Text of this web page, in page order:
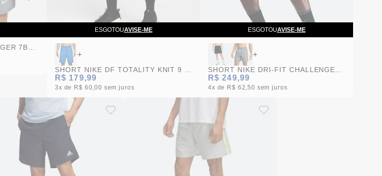
ESGOTOUAVISE-ME
R$ 179,99
3x R$ 60,00 sem juros
+
ESGOTOUAVISE-ME
R$ 249,99
4x R$ 62,50 sem juros
+